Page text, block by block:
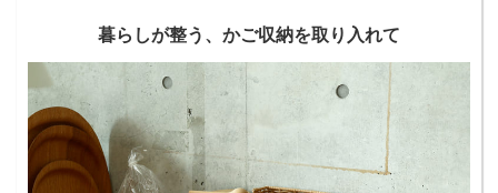
暮らしが整う、かご収納を取り入れて